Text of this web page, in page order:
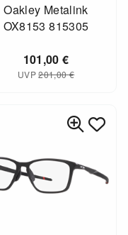
Oakley Metalink
OX8153 815305
101,00€
UVP201,00€